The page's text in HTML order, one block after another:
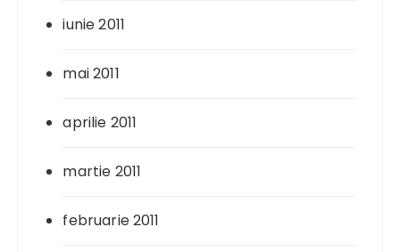
iunie 2011
mai 2011
aprilie 2011
martie 2011
februarie 2011